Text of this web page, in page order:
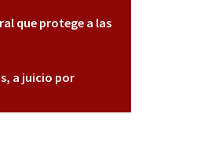
que protege a las
a juicio por